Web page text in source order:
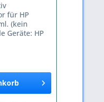
für HP
(kein
Geräte: HP
DeskJet
5150